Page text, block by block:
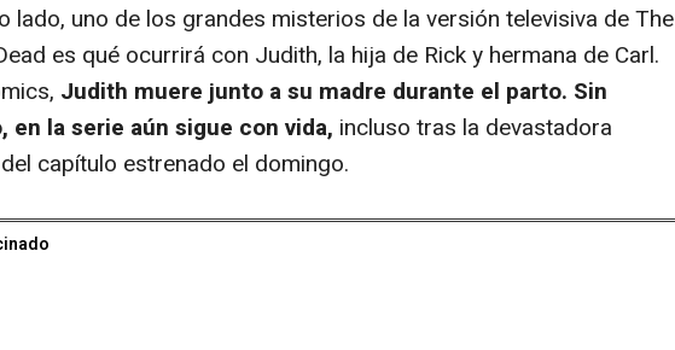
lado, uno de los grandes misterios de la versión televisiva deThe
es qué ocurrirá con Judith, la hija de Rick y hermana de Carl.
Judith muere junto a su madre durante el parto. Sin
en la serie aún sigue con vida, incluso tras la devastadora
capítulo estrenado el domingo.